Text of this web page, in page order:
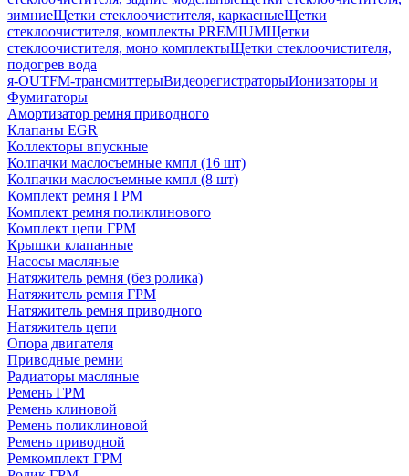
зимниеЩетки стеклоочистителя, каркасныеЩетки
стеклоочистителя, комплекты PREMIUMЩетки
стеклоочистителя, моно комплектыЩетки стеклоочистителя,
подогрев вода
я-OUTFM-трансмиттерыВидеорегистраторыИонизаторы и
Фумигаторы
Амортизатор ремня приводного
Клапаны EGR
Коллекторы впускные
Колпачки маслосъемные кмпл (16 шт)
Колпачки маслосъемные кмпл (8 шт)
Комплект ремня ГРМ
Комплект ремня поликлинового
Комплект цепи ГРМ
Крышки клапанные
Насосы масляные
Натяжитель ремня (без ролика)
Натяжитель ремня ГРМ
Натяжитель ремня приводного
Натяжитель цепи
Опора двигателя
Приводные ремни
Радиаторы масляные
Ремень ГРМ
Ремень клиновой
Ремень поликлиновой
Ремень приводной
Ремкомплект ГРМ